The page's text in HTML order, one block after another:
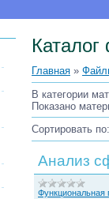
Главная »
В категории
Показано
Сортировать по
Анализ
Функциональная